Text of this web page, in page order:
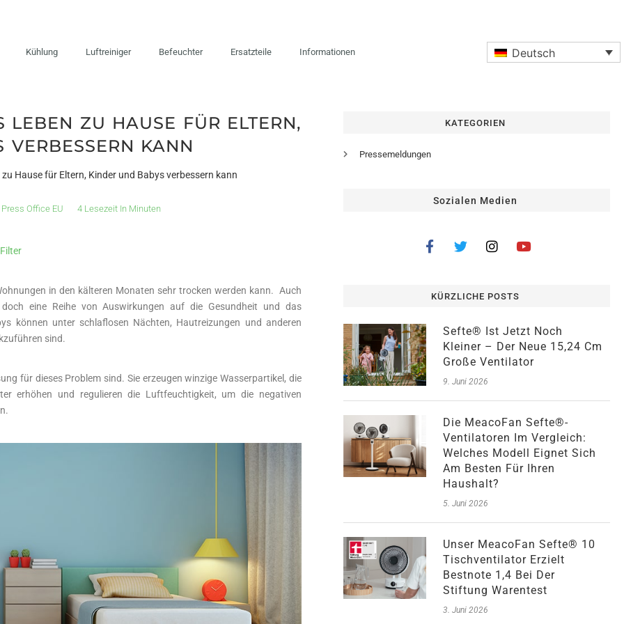
Kühlung Luftreiniger Befeuchter Ersatzteile Informationen Deutsch
ZU HAUSE FÜR ELTERN,
KANN
Hause für Eltern, Kinder und Babys verbessern kann
Press Office EU 4 Lesezeit In Minuten
in den kälteren Monaten sehr trocken werden kann. Auch
eine Reihe von Auswirkungen auf die Gesundheit und das
können unter schlaflosen Nächten, Hautreizungen und anderen
sind.
für dieses Problem sind. Sie erzeugen winzige Wasserpartikel, die
erhöhen und regulieren die Luftfeuchtigkeit, um die negativen
KATEGORIEN
Pressemeldungen
Sozialen Medien
KÜRZLICHE POSTS
Sefte® Ist Jetzt Noch
Kleiner – Der Neue 15,24 Cm
Große Ventilator
9. Juni 2026
Die MeacoFan Sefte®-
Ventilatoren Im Vergleich:
Welches Modell Eignet Sich
Am Besten Für Ihren
Haushalt?
5. Juni 2026
Unser MeacoFan Sefte® 10
Tischventilator Erzielt
Bestnote 1,4 Bei Der
Stiftung Warentest
3. Juni 2026